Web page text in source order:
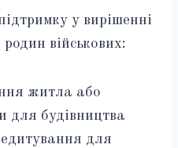
у вирішенні
військових:
житла або
для будівництва
для